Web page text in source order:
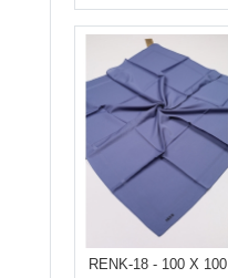
RENK-18 - 100 X 100